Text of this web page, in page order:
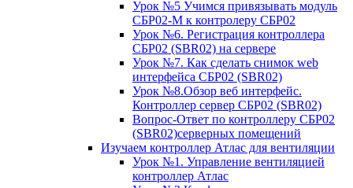
Урок №5 Учимся привязывать модуль
СБР02-М к контролеру СБР02
Урок №6. Регистрация контроллера
СБР02 (SBR02) на сервере
Урок №7. Как сделать снимок web
интерфейса СБР02 (SBR02)
Урок №8.Обзор веб интерфейс.
Контроллер сервер СБР02 (SBR02)
Вопрос-Ответ по контроллеру СБР02
(SBR02)серверных помещений
Изучаем контроллер Атлас для вентиляции
Урок №1. Управление вентиляцией
контроллер Атлас